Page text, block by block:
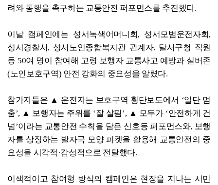
려와 동행을 촉구하는 교통안전 퍼포먼스를 추진했다.
이날 캠페인에는 성서녹색어머니회, 성서모범운전자회,
성서경찰서, 성서노인종합복지관 관계자, 달서구청 직원
등 50여 명이 참여해 고령 보행자 교통사고 예방과 실버존
(노인보호구역) 안전 강화의 중요성을 알렸다.
참가자들은 ▲ 운전자는 보호구역 횡단보도에서 ‘일단 멈
춤’, ▲ 보행자는 주위를 ‘잘 살핌’, ▲ 모두가 ‘안전하게 건
넘’이라는 교통안전 수칙을 담은 신호등 퍼포먼스와, 보행
자를 상징하는 발자국 모양 피켓을 활용해 교통안전의 중
요성을 시각적·감성적으로 전달했다.
이색적이고 참여형 방식의 캠페인은 현장을 지나는 시민